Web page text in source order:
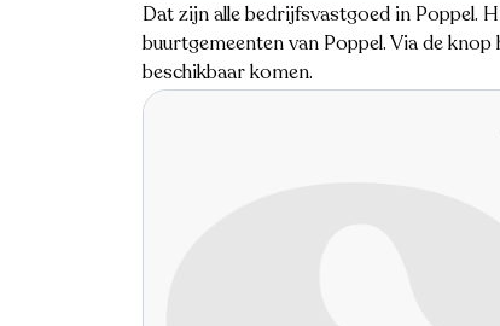
Dat zijn alle bedrijfsvastgoed in Poppel.
buurtgemeenten van Poppel. Via de
beschikbaar komen.